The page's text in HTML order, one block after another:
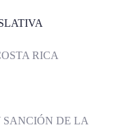
RICA
SANCIÓN DE LA